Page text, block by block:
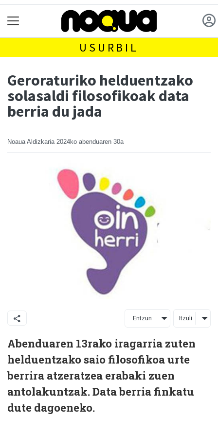
USURBIL
Geroraturiko helduentzako
solasaldi filosofikoak data
berria du jada
Noaua Aldizkaria 2024ko abenduaren 30a
Entzun Itzuli
Abenduaren 13rako iragarria zuten
helduentzako saio filosofikoa urte
berrira atzeratzea erabaki zuen
antolakuntzak. Data berria finkatu
dute dagoeneko.